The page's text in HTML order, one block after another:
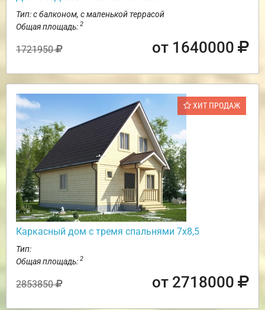
Тип: с балконом, с маленькой террасой
Общая площадь: 2
1721950 от 1640000
ХИТ ПРОДАЖ
Каркасный дом с тремя спальнями 7х8,5
Тип:
Общая площадь: 2
2853850 от 2718000